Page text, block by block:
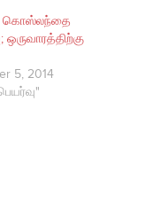
கொஸ்லந்தை
ஒருவாரத்திற்கு
5, 2014